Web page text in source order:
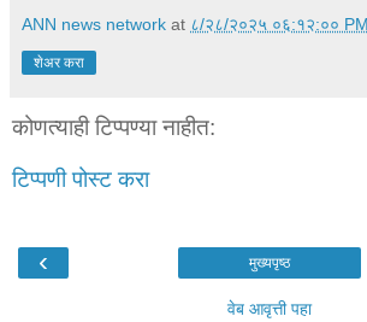
ANN news network at ८/२८/२०२५ ०६:१२:०० PM
शेअर करा
कोणत्याही टिप्पण्‍या नाहीत:
टिप्पणी पोस्ट करा
‹ मुख्यपृष्ठ
वेब आवृत्ती पहा